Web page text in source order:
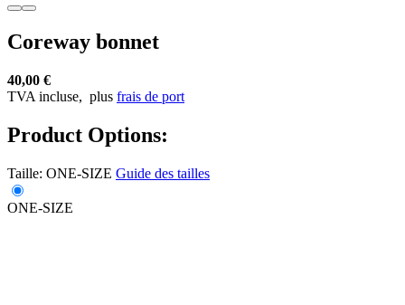
Coreway bonnet
40,00 €
TVA incluse, plus frais de port
Product Options:
Taille: ONE-SIZE Guide des tailles
ONE-SIZE